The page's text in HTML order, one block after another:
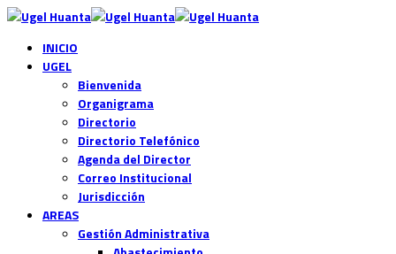
INICIO
UGEL
Bienvenida
Organigrama
Directorio
Directorio Telefónico
Agenda del Director
Correo Institucional
Jurisdicción
AREAS
Gestión Administrativa